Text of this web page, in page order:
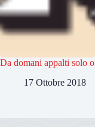
Da domani appalti solo
17 Ottobre 2018